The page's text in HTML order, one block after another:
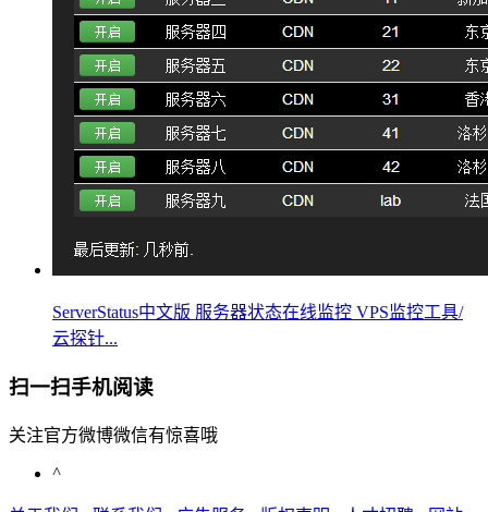
ServerStatus中文版 服务器状态在线监控 VPS监控工具/
云探针...
扫一扫手机阅读
关注官方微博微信有惊喜哦
^